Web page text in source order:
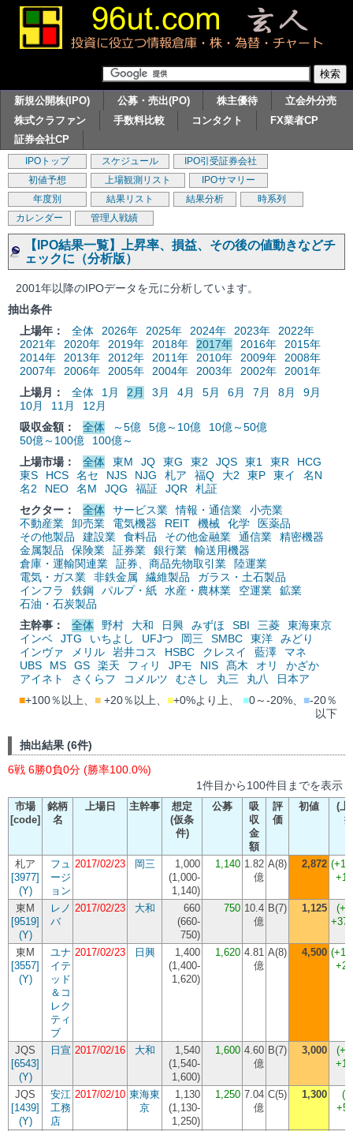
新規公開株(IPO) 公募・売出(PO) 株主優待
立会外分売
株式クラファン
手数料比較 コンタクト
FX業者CP
証券会社CP
IPOトップ スケジュール
IPO引受証券会社
初値予想
上場観測リスト
IPOサマリー
年度別
結果リスト 結果分析
時系列
カレンダー
管理人戦績
【IPO結果一覧】上昇率、損益、その後の値動きなどチ
ェックに（分析版）
2001年以降のIPOデータを元に分析しています。
抽出条件
上場年：
全体 2026年 2025年 2024年 2023年
2022年
2021年
2020年 2019年 2018年 2017年 2016年
2015年
2014年
2013年 2012年 2011年 2010年 2009年
2008年
2007年
2006年 2005年 2004年 2003年 2002年
2001年
上場月：
全体 1月 2月 3月 4月 5月 6月 7月 8月
9月
10月
11月
12月
吸収金額：
全体 ～5億 5億～10億
10億～50億
50億～100億
100億～
上場市場：
全体 東M JQ 東G 東2 JQS 東1 東R
HCG
東S
HCS 名セ NJS NJG 札ア 福Q 大2 東P 東イ
名N
名2
NEO 名M JQG 福証 JQR
札証
セクター：
全体 サービス業 情報・通信業
小売業
不動産業
卸売業 電気機器 REIT 機械 化学
医薬品
その他製品
建設業 食料品 その他金融業 通信業
精密機器
金属製品
保険業 証券業 銀行業
輸送用機器
倉庫・運輸関連業
証券、商品先物取引業
陸運業
電気・ガス業
非鉄金属 繊維製品
ガラス・土石製品
インフラ
鉄鋼 パルプ・紙 水産・農林業 空運業
鉱業
石油・石炭製品
主幹事：
全体 野村 大和 日興 みずほ SBI 三菱
東海東京
インベ
JTG いちよし UFJつ 岡三 SMBC 東洋
みどり
インヴァ
メリル 岩井コス HSBC クレスイ 藍澤
マネ
UBS
MS GS 楽天 フィリ JPモ NIS 髙木 オリ
かざか
アイネト
さくらフ コメルツ むさし 丸三 丸八
日本ア
■+100％以上、 ■ +20％以上、 ■+0%より上、 ■0～-20%、 ■-20％
以下
抽出結果 (6件)
6戦 6勝0負0分 (勝率100.0%)
1件目から100件目までを表示
市場
[code]
銘柄
名
上場日 主幹事
想定
(仮条
件)
公募
吸
収
金
額
評
価
初値
(上
札ア
[3977]
(Y)
フュ
ージ
ョン
2017/02/23 岡三
1,000
(1,000-
1,140)
1,140 1.82
億
A(8) 2,872
東M
[9519]
(Y)
レノ
バ
2017/02/23 大和
660
(660-
750)
750 10.4
億
B(7) 1,125
東M
[3557]
(Y)
ユナ
イテ
ッド
＆コ
レク
ティ
ブ
2017/02/23 日興
1,400
(1,400-
1,620)
1,620 4.81
億
A(8) 4,500
JQS
[6543]
(Y)
日宣 2017/02/16 大和
1,540
(1,540-
1,600)
1,600 4.60
億
B(7) 3,000
JQS
[1439]
(Y)
安江
工務
店
2017/02/10 東海東
京
1,130
(1,130-
1,250)
1,250 7.04
億
C(5) 1,300